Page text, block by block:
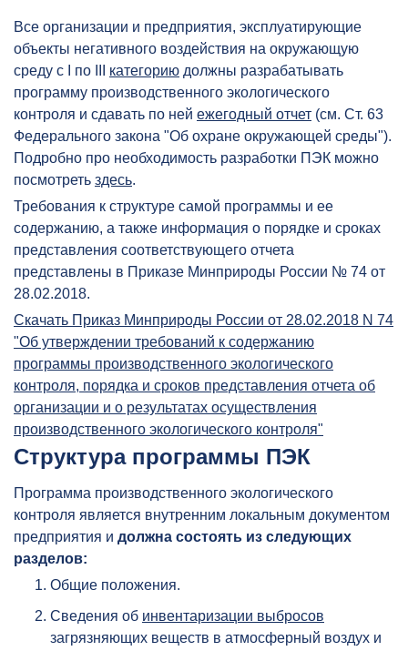
Все организации и предприятия, эксплуатирующие
объекты негативного воздействия на окружающую
среду с I по III категорию должны разрабатывать
программу производственного экологического
контроля и сдавать по ней ежегодный отчет (см. Ст. 63
Федерального закона "Об охране окружающей среды").
Подробно про необходимость разработки ПЭК можно
посмотреть здесь.
Требования к структуре самой программы и ее
содержанию, а также информация о порядке и сроках
представления соответствующего отчета
представлены в Приказе Минприроды России № 74 от
28.02.2018.
Скачать Приказ Минприроды России от 28.02.2018 N 74
"Об утверждении требований к содержанию
программы производственного экологического
контроля, порядка и сроков представления отчета об
организации и о результатах осуществления
производственного экологического контроля"
Структура программы ПЭК
Программа производственного экологического
контроля является внутренним локальным документом
предприятия и должна состоять из следующих
разделов:
Общие положения.
Сведения об инвентаризации выбросов
загрязняющих веществ в атмосферный воздух и